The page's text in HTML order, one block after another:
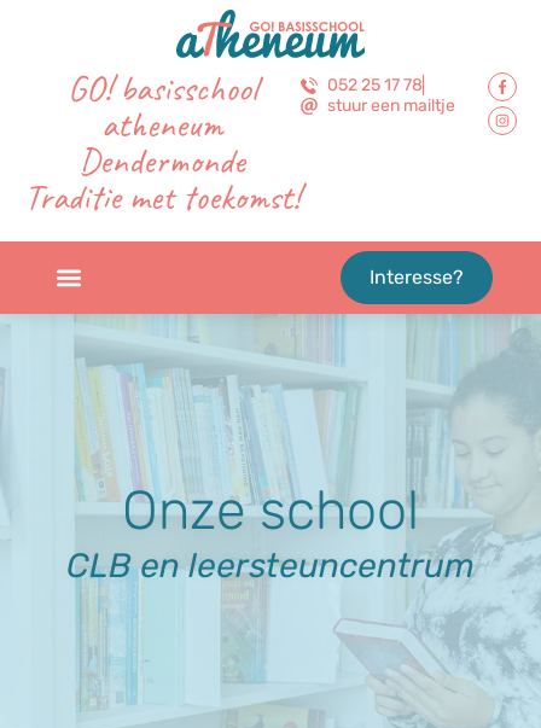
GO! basisschool
atheneum
Dendermonde
Traditie met toekomst!
052 25 17 78
stuur een mailtje
Interesse?
Onze school
CLB en leersteuncentrum